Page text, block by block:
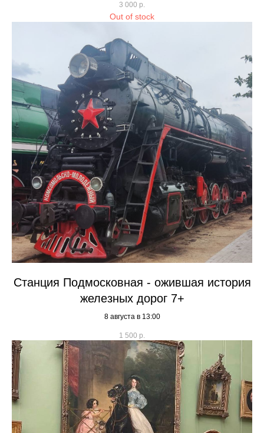
3 000 р.
Out of stock
Станция Подмосковная - ожившая история
железных дорог 7+
8 августа в 13:00
1 500 р.